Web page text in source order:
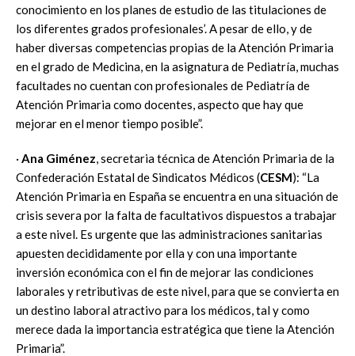
conocimiento en los planes de estudio de las titulaciones de
los diferentes grados profesionales’. A pesar de ello, y de
haber diversas competencias propias de la Atención Primaria
en el grado de Medicina, en la asignatura de Pediatría, muchas
facultades no cuentan con profesionales de Pediatría de
Atención Primaria como docentes, aspecto que hay que
mejorar en el menor tiempo posible”.
· Ana Giménez, secretaria técnica de Atención Primaria de la
Confederación Estatal de Sindicatos Médicos (CESM): “La
Atención Primaria en España se encuentra en una situación de
crisis severa por la falta de facultativos dispuestos a trabajar
a este nivel. Es urgente que las administraciones sanitarias
apuesten decididamente por ella y con una importante
inversión económica con el fin de mejorar las condiciones
laborales y retributivas de este nivel, para que se convierta en
un destino laboral atractivo para los médicos, tal y como
merece dada la importancia estratégica que tiene la Atención
Primaria”.